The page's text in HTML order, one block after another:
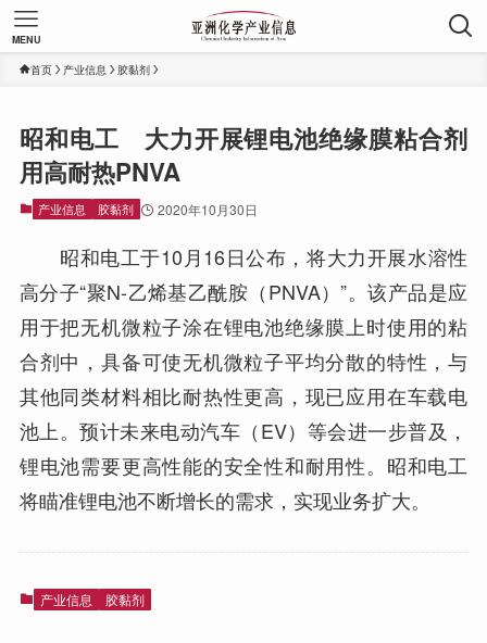
MENU
首页 产业信息 胶黏剂
昭和电工 大力开展锂电池绝缘膜粘合剂
用高耐热PNVA
产业信息 胶黏剂 2020年10月30日
昭和电工于10月16日公布，将大力开展水溶性
高分子“聚N-乙烯基乙酰胺（PNVA）”。该产品是应
用于把无机微粒子涂在锂电池绝缘膜上时使用的粘
合剂中，具备可使无机微粒子平均分散的特性，与
其他同类材料相比耐热性更高，现已应用在车载电
池上。预计未来电动汽车（EV）等会进一步普及，
锂电池需要更高性能的安全性和耐用性。昭和电工
将瞄准锂电池不断增长的需求，实现业务扩大。
产业信息 胶黏剂